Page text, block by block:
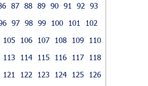
87 88 89 90 91 92
93
97 98 99 100 101
102
105 106 107 108 109
110
113 114 115 116 117
118
121 122 123 124 125
126